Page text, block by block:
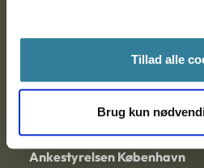
Tillad alle
Brug kun
Ankestyrelsen Aalborg
Ankestyrelsen København